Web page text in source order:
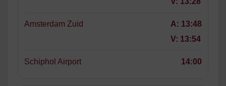
Amsterdam Zuid A: 13:48
V: 13:54
Schiphol Airport 14:00